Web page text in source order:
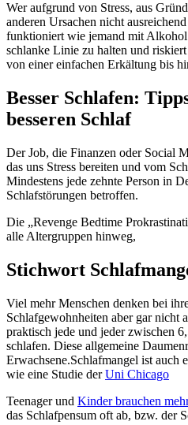
Wer aufgrund von Stress, aus
anderen Ursachen nicht
funktioniert wie jemand mit
schlanke Linie zu halten und
von einer einfachen Erkältung bis
Besser Schlafen:
besseren Schlaf
Der Job, die Finanzen oder Social
das uns Stress bereiten und vom
Mindestens jede zehnte Person in
Schlafstörungen betroffen.
Die „Revenge Bedtime
alle Altergruppen hinweg,
Stichwort
Viel mehr Menschen denken bei
Schlafgewohnheiten aber gar nicht
praktisch jede und jeder zwischen
schlafen. Diese allgemeine
Erwachsene.Schlafmangel ist
wie eine Studie derUni Chicago
Teenager und Kinder brauchen
das Schlafpensum oft ab, bzw. der